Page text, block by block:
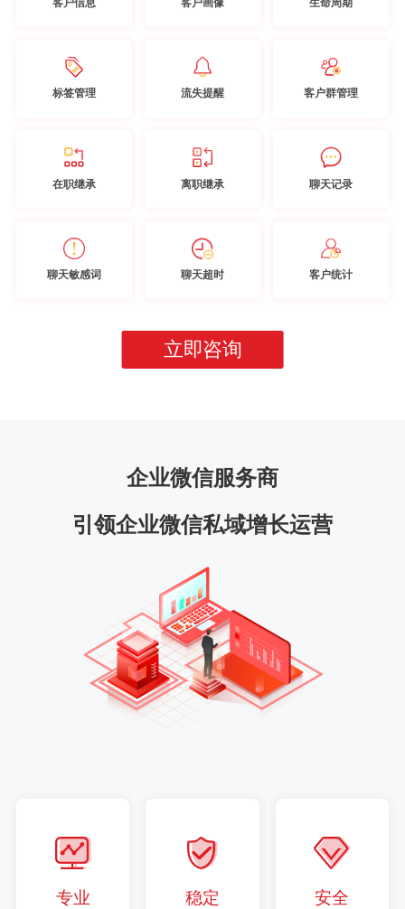
标签管理 流失提醒 客户群管理
在职继承 离职继承 聊天记录
聊天敏感词 聊天超时 客户统计
立即咨询
企业微信服务商
引领企业微信私域增长运营
专业 稳定 安全